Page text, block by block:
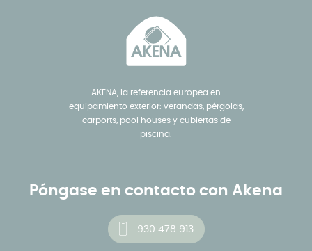
AKENA, la referencia europea en
equipamiento exterior: verandas, pérgolas,
carports, pool houses y cubiertas de
piscina.
Póngase en contacto con Akena
930 478 913